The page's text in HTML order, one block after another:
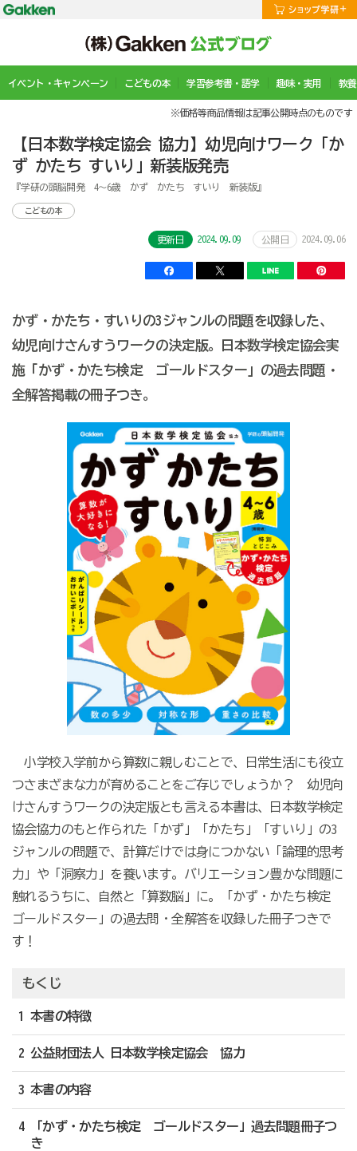
イベント・キャンペーン こどもの本 学習参考書・語学 趣味・実用 教
※価格等商品情報は記事公開時点のものです
【日本数学検定協会 協力】幼児向けワーク「か
ず かたち すいり」新装版発売
『学研の頭脳開発 4～6歳 かず かたち すいり 新装版』
こどもの本
更新日 2024.09.09 公開日 2024.09.06
かず・かたち・すいりの3ジャンルの問題を収録した、
幼児向けさんすうワークの決定版。日本数学検定協会実
施「かず・かたち検定 ゴールドスター」の過去問題・
全解答掲載の冊子つき。
小学校入学前から算数に親しむことで、日常生活にも役立
つさまざまな力が育めることをご存じでしょうか？ 幼児向
けさんすうワークの決定版とも言える本書は、日本数学検定
協会協力のもと作られた「かず」「かたち」「すいり」の3
ジャンルの問題で、計算だけでは身につかない「論理的思考
力」や「洞察力」を養います。バリエーション豊かな問題に
触れるうちに、自然と「算数脳」に。「かず・かたち検定
ゴールドスター」の過去問・全解答を収録した冊子つきで
す！
もくじ
1 本書の特徴
2 公益財団法人 日本数学検定協会 協力
3 本書の内容
4 「かず・かたち検定 ゴールドスター」過去問題冊子つ
き